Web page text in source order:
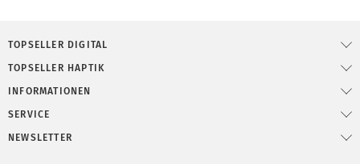
TOPSELLER DIGITAL
TOPSELLER HAPTIK
INFORMATIONEN
SERVICE
NEWSLETTER